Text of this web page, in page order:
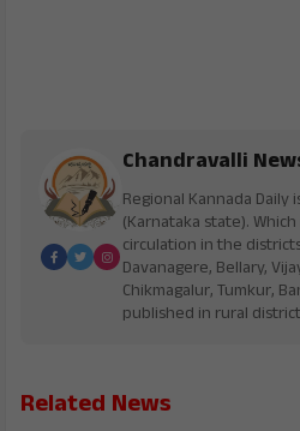
Chandravalli
Regional Kannada Daily
(Karnataka state).
circulation in the
Davanagere, Bellary,
Chikmagalur, Tumkur,
published in rural
Related News